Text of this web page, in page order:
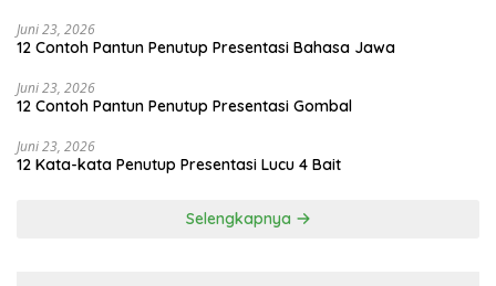
Juni 23, 2026
12 Contoh Pantun Penutup Presentasi Bahasa Jawa
Juni 23, 2026
12 Contoh Pantun Penutup Presentasi Gombal
Juni 23, 2026
12 Kata-kata Penutup Presentasi Lucu 4 Bait
Selengkapnya